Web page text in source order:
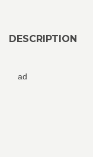
DESCRIPTION
ad